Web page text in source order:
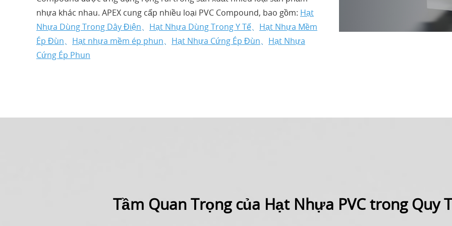
nhựa khác nhau. APEX cung cấp nhiều loại PVC Compound, bao gồm: Hạt
Nhựa Dùng Trong Dây Điện、 Hạt Nhựa Dùng Trong Y Tế、 Hạt Nhựa Mềm
Ép Đùn、 Hạt nhựa mềm ép phun、 Hạt Nhựa Cứng Ép Đùn、 Hạt Nhựa
Cứng Ép Phun
Tầm Quan Trọng của Hạt Nhựa PVC trong Quy